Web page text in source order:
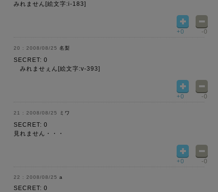
みれません[絵文字:i-183]
+0 -0
2008/08/25 名梨
SECRET: 0
みれませぇん[絵文字:v-393]
+0 -0
2008/08/25 ミワ
SECRET: 0
見れません・・・
+0 -0
2008/08/25 a
SECRET: 0